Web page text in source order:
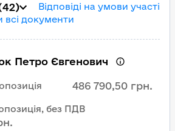
Відповіді на умови участі
всі документи
Петро Євгенович
486 790,50 грн.
без ПДВ